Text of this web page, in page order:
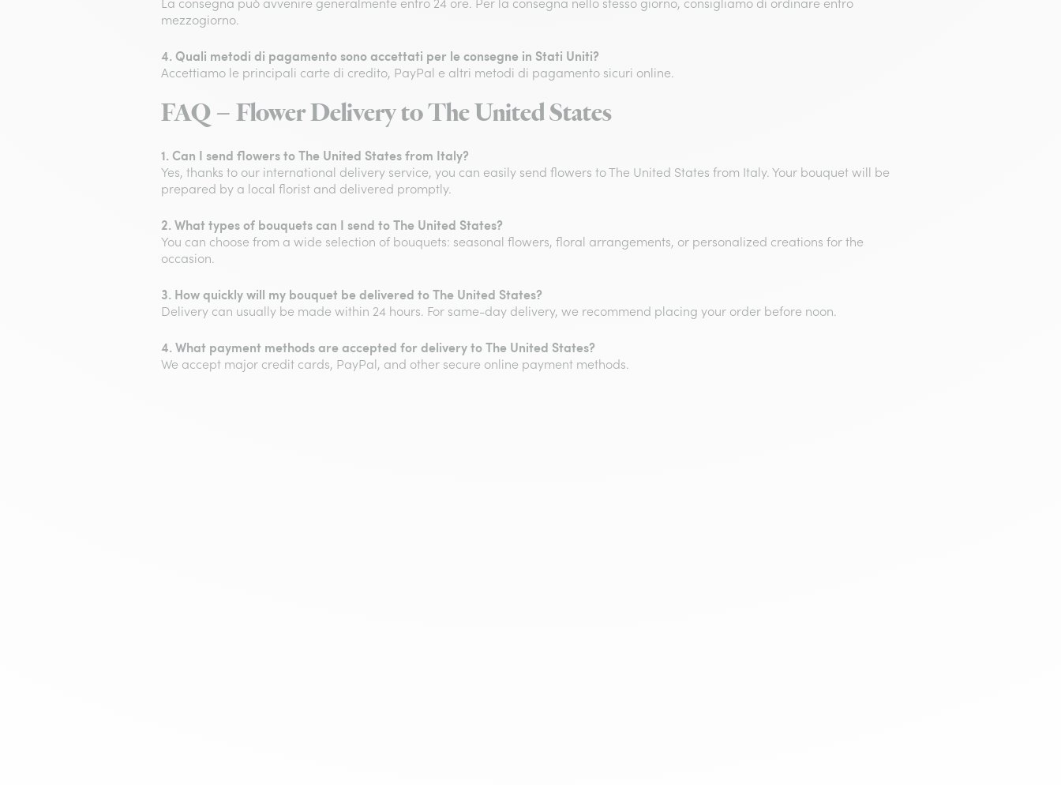
mezzogiorno.
4. Quali metodi di pagamento sono accettati per le consegne in Stati Uniti?
Accettiamo le principali carte di credito, PayPal e altri metodi di pagamento sicuri online.
FAQ – Flower Delivery to The United States
1. Can I send flowers to The United States from Italy?
Yes, thanks to our international delivery service, you can easily send flowers to The United States from Italy. Your bouquet will be
prepared by a local florist and delivered promptly.
2. What types of bouquets can I send to The United States?
You can choose from a wide selection of bouquets: seasonal flowers, floral arrangements, or personalized creations for the
occasion.
3. How quickly will my bouquet be delivered to The United States?
Delivery can usually be made within 24 hours. For same-day delivery, we recommend placing your order before noon.
4. What payment methods are accepted for delivery to The United States?
We accept major credit cards, PayPal, and other secure online payment methods.